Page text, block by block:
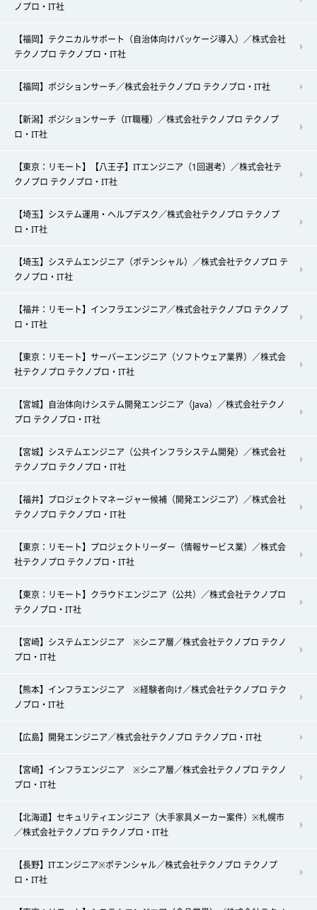
ノプロ・IT社
【福岡】テクニカルサポート（自治体向けパッケージ導入）／株式会社
テクノプロ テクノプロ・IT社
【福岡】ポジションサーチ／株式会社テクノプロ テクノプロ・IT社
【新潟】ポジションサーチ（IT職種）／株式会社テクノプロ テクノプ
ロ・IT社
【東京：リモート】【八王子】ITエンジニア（1回選考）／株式会社テ
クノプロ テクノプロ・IT社
【埼玉】システム運用・ヘルプデスク／株式会社テクノプロ テクノプ
ロ・IT社
【埼玉】システムエンジニア（ポテンシャル）／株式会社テクノプロ テ
クノプロ・IT社
【福井：リモート】インフラエンジニア／株式会社テクノプロ テクノプ
ロ・IT社
【東京：リモート】サーバーエンジニア（ソフトウェア業界）／株式会
社テクノプロ テクノプロ・IT社
【宮城】自治体向けシステム開発エンジニア（Java）／株式会社テクノ
プロ テクノプロ・IT社
【宮城】システムエンジニア（公共インフラシステム開発）／株式会社
テクノプロ テクノプロ・IT社
【福井】プロジェクトマネージャー候補（開発エンジニア）／株式会社
テクノプロ テクノプロ・IT社
【東京：リモート】プロジェクトリーダー（情報サービス業）／株式会
社テクノプロ テクノプロ・IT社
【東京：リモート】クラウドエンジニア（公共）／株式会社テクノプロ
テクノプロ・IT社
【宮崎】システムエンジニア ※シニア層／株式会社テクノプロ テクノ
プロ・IT社
【熊本】インフラエンジニア ※経験者向け／株式会社テクノプロ テク
ノプロ・IT社
【広島】開発エンジニア／株式会社テクノプロ テクノプロ・IT社
【宮崎】インフラエンジニア ※シニア層／株式会社テクノプロ テクノ
プロ・IT社
【北海道】セキュリティエンジニア（大手家具メーカー案件）※札幌市
／株式会社テクノプロ テクノプロ・IT社
【長野】ITエンジニア※ポテンシャル／株式会社テクノプロ テクノプ
ロ・IT社